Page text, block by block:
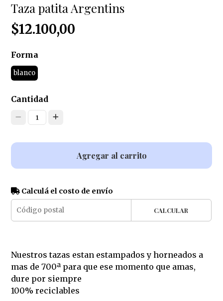
Taza patita Argentins
$12.100,00
Forma
blanco
Cantidad
1
Agregar al carrito
Calculá el costo de envío
CALCULAR
Nuestros tazas estan estampados y horneados a
mas de 700ª para que ese momento que amas,
dure por siempre
100% reciclables